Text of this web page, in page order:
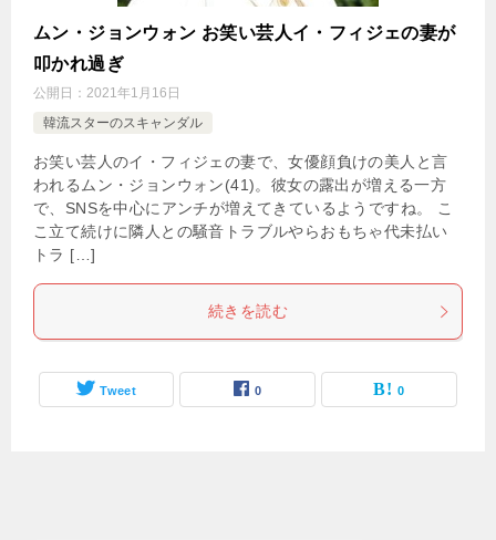
ムン・ジョンウォン お笑い芸人イ・フィジェの妻が
叩かれ過ぎ
公開日： 2021年1月16日
韓流スターのスキャンダル
お笑い芸人のイ・フィジェの妻で、女優顔負けの美人と言
われるムン・ジョンウォン(41)。彼女の露出が増える一方
で、SNSを中心にアンチが増えてきているようですね。 こ
こ立て続けに隣人との騒音トラブルやらおもちゃ代未払い
トラ […]
続きを読む
Tweet 0 0